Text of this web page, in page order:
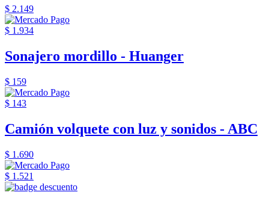
$ 2.149
$ 1.934
Sonajero mordillo - Huanger
$ 159
$ 143
Camión volquete con luz y sonidos - ABC
$ 1.690
$ 1.521